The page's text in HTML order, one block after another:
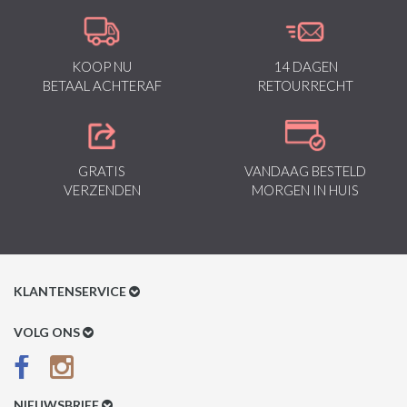
Italiaanse pasvormen.
KOOP NU
BETAAL ACHTERAF
14 DAGEN
RETOURRECHT
GRATIS
VERZENDEN
VANDAAG BESTELD
MORGEN IN HUIS
KLANTENSERVICE
Klantenservice
Betaalmethoden
VOLG ONS